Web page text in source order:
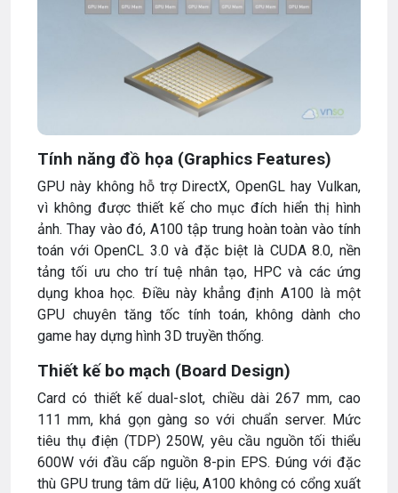
Tính năng đồ họa (Graphics Features)
GPU này không hỗ trợ DirectX, OpenGL hay Vulkan,
vì không được thiết kế cho mục đích hiển thị hình
ảnh. Thay vào đó, A100 tập trung hoàn toàn vào tính
toán với OpenCL 3.0 và đặc biệt là CUDA 8.0, nền
tảng tối ưu cho trí tuệ nhân tạo, HPC và các ứng
dụng khoa học. Điều này khẳng định A100 là một
GPU chuyên tăng tốc tính toán, không dành cho
game hay dựng hình 3D truyền thống.
Thiết kế bo mạch (Board Design)
Card có thiết kế dual-slot, chiều dài 267 mm, cao
111 mm, khá gọn gàng so với chuẩn server. Mức
tiêu thụ điện (TDP) 250W, yêu cầu nguồn tối thiểu
600W với đầu cấp nguồn 8-pin EPS. Đúng với đặc
thù GPU trung tâm dữ liệu, A100 không có cổng xuất